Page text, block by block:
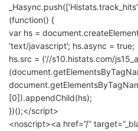
(function() {
var hs =
‘text/javascript’; hs.async = true;
hs.src = (‘//s10.histats.com/
[0]).appendChild(hs);
})();</script>
<noscript><a href=”/”